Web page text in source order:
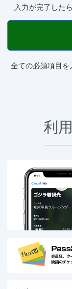
入力が完了した
全ての必須項目を
利